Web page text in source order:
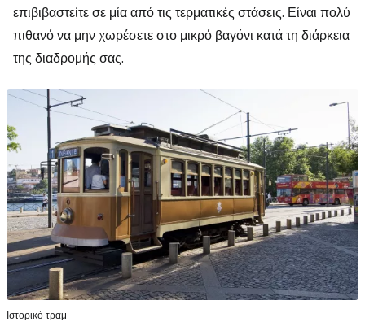
επιβιβαστείτε σε μία από τις τερματικές στάσεις. Είναι πολύ
πιθανό να μην χωρέσετε στο μικρό βαγόνι κατά τη διάρκεια
της διαδρομής σας.
Ιστορικό τραμ